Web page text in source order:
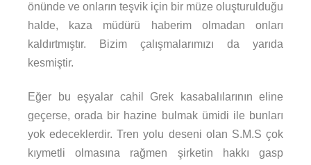
önünde ve onların teşvik için bir müze oluşturulduğu
halde, kaza müdürü haberim olmadan onları
kaldırtmıştır. Bizim çalışmalarımızı da yarıda
kesmiştir.
Eğer bu eşyalar cahil Grek kasabalılarının eline
geçerse, orada bir hazine bulmak ümidi ile bunları
yok edeceklerdir. Tren yolu deseni olan S.M.S çok
kıymetli olmasına rağmen şirketin hakkı gasp